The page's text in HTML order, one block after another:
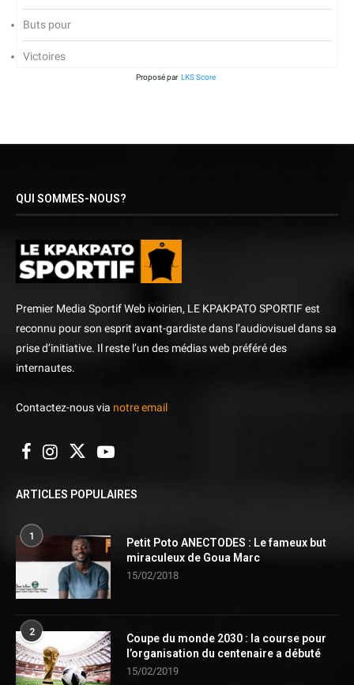
Buts pour
Victoires
Proposé par LKS Score
QUI SOMMES-NOUS?
Premier Media Sportif Web ivoirien, LE KPAKPATO SPORTIF est
reconnu pour son esprit avant-gardiste dans l’audiovisuel dans sa
prise d’initiative. Il reste l’un des médias web préféré des
internautes.
Contactez-nous via notre email
ARTICLES POPULAIRES
1
Petit Poto ANECTODES : Le fameux but
miraculeux de Goua Marc
15/02/2018
2
Coupe du monde 2030 : la course pour
l’organisation du centenaire a débuté
15/02/2019